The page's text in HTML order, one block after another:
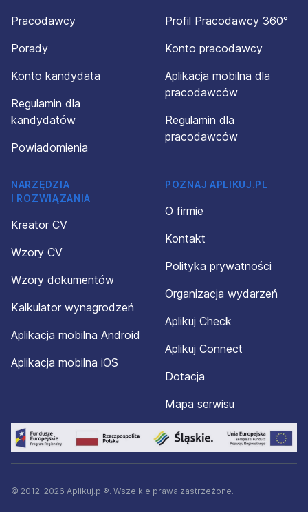
Pracodawcy
Porady
Konto kandydata
Regulamin dla
kandydatów
Powiadomienia
Profil Pracodawcy 360°
Konto pracodawcy
Aplikacja mobilna dla
pracodawców
Regulamin dla
pracodawców
NARZĘDZIA
I ROZWIĄZANIA
Kreator CV
Wzory CV
Wzory dokumentów
Kalkulator wynagrodzeń
Aplikacja mobilna Android
Aplikacja mobilna iOS
POZNAJ APLIKUJ.PL
O firmie
Kontakt
Polityka prywatności
Organizacja wydarzeń
Aplikuj Check
Aplikuj Connect
Dotacja
Mapa serwisu
© 2012-2026 Aplikuj.pl®. Wszelkie prawa zastrzeżone.